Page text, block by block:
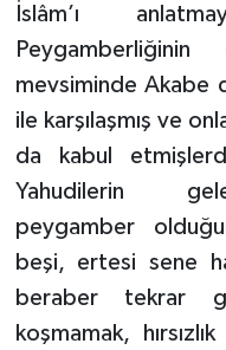
İslâm’ı
mevsiminde Akabe
ile karşılaşmış ve
da kabul
Yahudilerin
peygamber
beşi, ertesi sene
beraber tekrar
koşmamak,
Giresun
Gümüşhane
Hakkari
Hatay
Isparta